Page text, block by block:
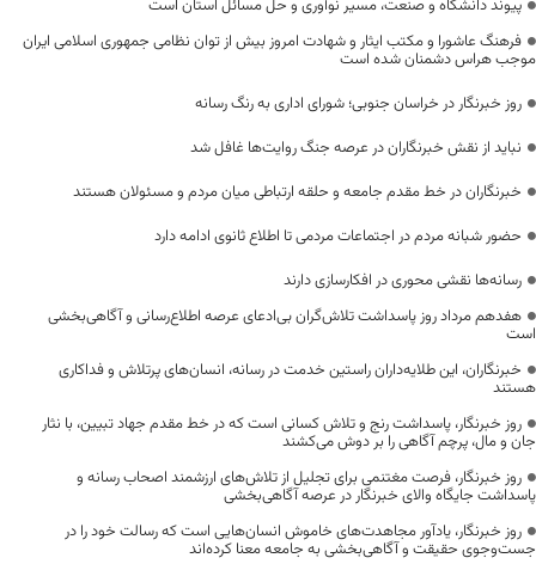
پیوند دانشگاه و صنعت، مسیر نوآوری و حل مسائل استان است
فرهنگ عاشورا و مکتب ایثار و شهادت امروز بیش از توان نظامی جمهوری اسلامی ایران
موجب هراس دشمنان شده است
روز خبرنگار در خراسان جنوبی؛ شورای اداری به رنگ رسانه
نباید از نقش خبرنگاران در عرصه جنگ روایت‌ها غافل شد
خبرنگاران در خط مقدم جامعه و حلقه ارتباطی میان مردم و مسئولان هستند
حضور شبانه مردم در اجتماعات مردمی تا اطلاع ثانوی ادامه دارد
رسانه‌ها نقشی محوری در افکارسازی دارند
هفدهم مرداد روز پاسداشت تلاش‌گران بی‌ادعای عرصه اطلاع‌رسانی و آگاهی‌بخشی
است
خبرنگاران، این طلایه‌داران راستین خدمت در رسانه، انسان‌های پرتلاش و فداکاری
هستند
روز خبرنگار، پاسداشت رنج و تلاش کسانی است که در خط مقدم جهاد تبیین، با نثار
جان و مال، پرچم آگاهی را بر دوش می‌کشند
روز خبرنگار، فرصت مغتنمی برای تجلیل از تلاش‌های ارزشمند اصحاب رسانه و
پاسداشت جایگاه والای خبرنگار در عرصه آگاهی‌بخشی
روز خبرنگار، یادآور مجاهدت‌های خاموش انسان‌هایی است که رسالت خود را در
جست‌وجوی حقیقت و آگاهی‌بخشی به جامعه معنا کرده‌اند